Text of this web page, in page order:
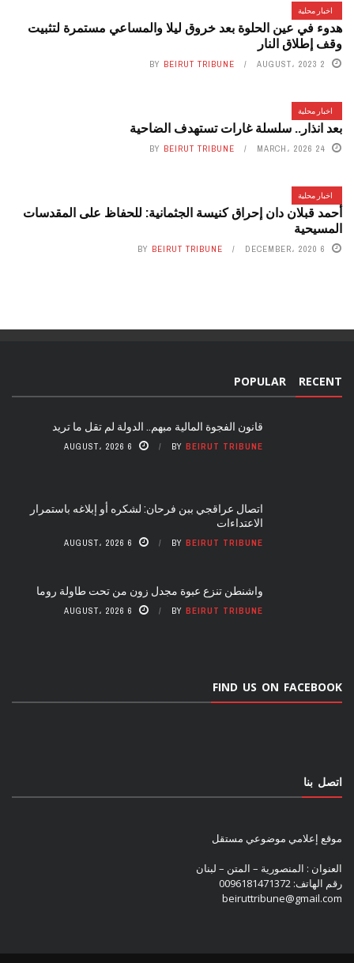
اخبار محلية
هدوء في عين الحلوة بعد خروق ليلا والمساعي مستمرة لتثبيت
وقف إطلاق النار
2 AUGUST، 2023 BY BEIRUT TRIBUNE
اخبار محلية
بعد انذار.. سلسلة غارات تستهدف الضاحية
24 MARCH، 2026 BY BEIRUT TRIBUNE
اخبار محلية
أحمد قبلان دان إحراق كنيسة الجثمانية: للحفاظ على المقدسات
المسيحية
6 DECEMBER، 2020 BY BEIRUT TRIBUNE
RECENT
POPULAR
قانون الفجوة المالية مبهم.. الدولة لم تقل ما تريد
BY BEIRUT TRIBUNE 6 AUGUST، 2026
اتصال عراقجي ببن فرحان: لشكره أو إبلاغه باستمرار
الاعتداءات
BY BEIRUT TRIBUNE 6 AUGUST، 2026
واشنطن تنزع عبوة مجدل زون من تحت طاولة روما
BY BEIRUT TRIBUNE 6 AUGUST، 2026
FIND US ON FACEBOOK
اتصل بنا
موقع إعلامي موضوعي مستقل
العنوان : المنصورية – المتن – لبنان
رقم الهاتف: 0096181471372
beiruttribune@gmail.com